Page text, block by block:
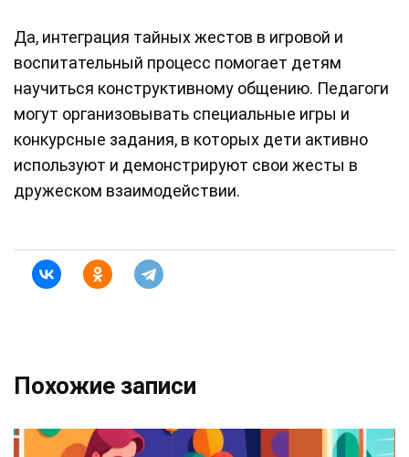
Да, интеграция тайных жестов в игровой и
воспитательный процесс помогает детям
научиться конструктивному общению. Педагоги
могут организовывать специальные игры и
конкурсные задания, в которых дети активно
используют и демонстрируют свои жесты в
дружеском взаимодействии.
Похожие записи